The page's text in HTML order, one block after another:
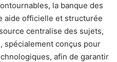
la banque des
aide officielle et structurée
centralise des sujets,
spécialement conçus pour
afin de garantir